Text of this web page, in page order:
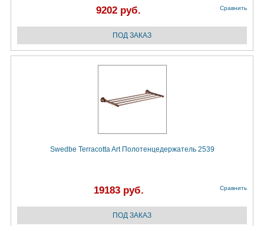
9202 руб. Сравнить
Swedbe Terracotta Art Полотенцедержатель 2539
19183 руб. Сравнить